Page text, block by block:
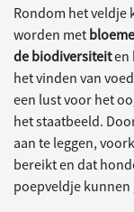
Rondom het veldje
worden met
de biodiversiteiten
het vinden van
een lust voor het
het staatbeeld.
aan te leggen,
bereikt en dat
poepveldje